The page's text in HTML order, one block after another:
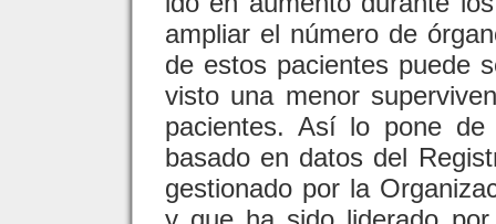
ampliar el número de
de estos pacientes puede
visto una menor
pacientes. Así lo pone de
basado en datos del
gestionado por la